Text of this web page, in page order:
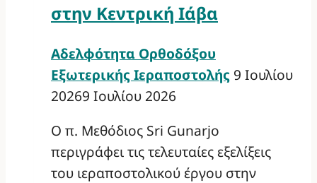
στην Κεντρική Ιάβα
Αδελφότητα Ορθοδόξου
Εξωτερικής Ιεραποστολής 9 Ιουλίου
20269 Ιουλίου 2026
Ο π. Μεθόδιος Sri Gunarjo
περιγράφει τις τελευταίες εξελίξεις
του ιεραποστολικού έργου στην